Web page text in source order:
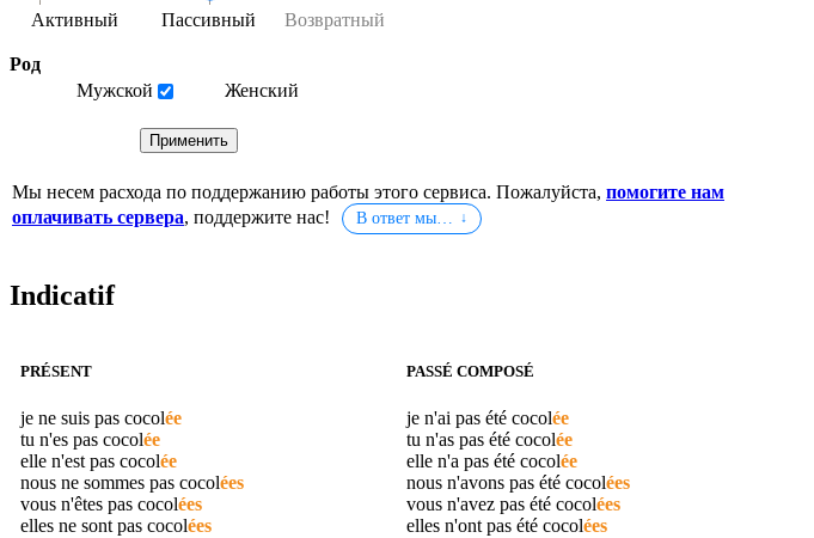
Род
Мужской
Женский
Мы несем расхода по поддержанию работы этого сервиса. Пожалуйста, помогите нам
оплачивать сервера, поддержите нас! В ответ мы…
Indicatif
PRÉSENT
je ne suis pas cocolée
tu n'es pas cocolée
elle n'est pas cocolée
nous ne sommes pas cocolées
vous n'êtes pas cocolées
elles ne sont pas cocolées
PASSÉ COMPOSÉ
je n'ai pas été cocolée
tu n'as pas été cocolée
elle n'a pas été cocolée
nous n'avons pas été cocolées
vous n'avez pas été cocolées
elles n'ont pas été cocolées